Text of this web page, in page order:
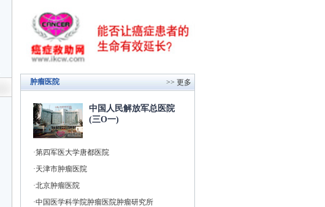
肿瘤医院 >> 更多
中国人民解放军总医院
(三O一)
第四军医大学唐都医院
天津市肿瘤医院
北京肿瘤医院
中国医学科学院肿瘤医院肿瘤研究所